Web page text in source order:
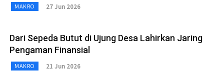
MAKRO 27 Jun 2026
Dari Sepeda Butut di Ujung Desa Lahirkan Jaring
Pengaman Finansial
MAKRO 21 Jun 2026